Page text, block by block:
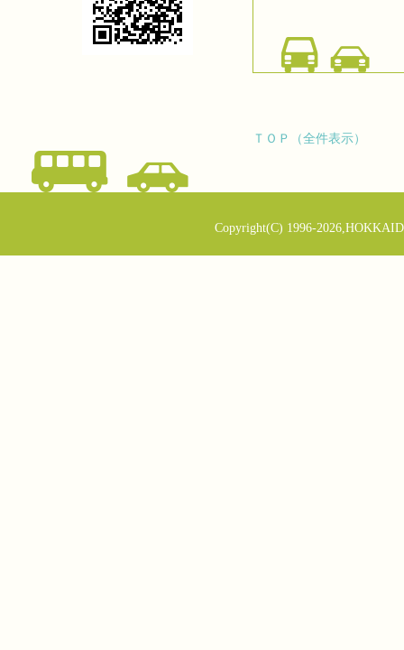
ＴＯＰ（全件表示）
Copyright(C) 1996-